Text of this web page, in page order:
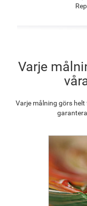
Varje
Varje målning görs